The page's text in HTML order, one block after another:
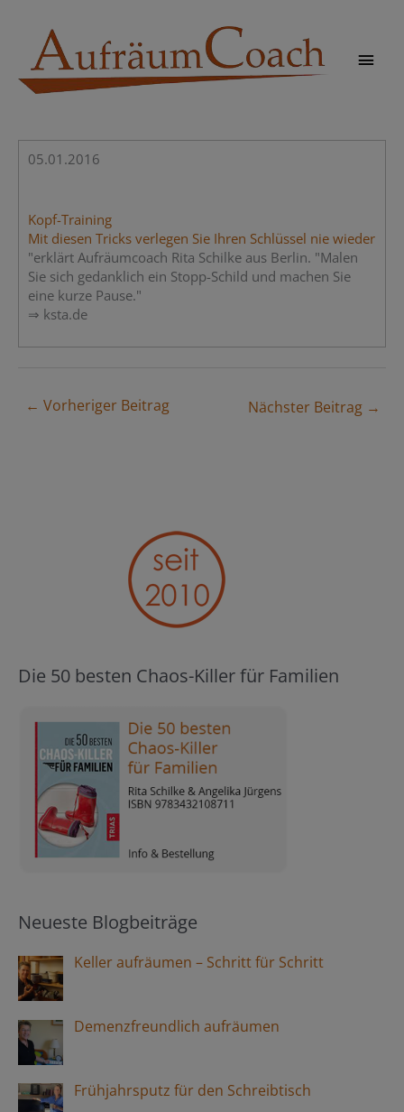
springen
05.01.2016
Kopf-Training
Mit diesen Tricks verlegen Sie Ihren Schlüssel nie wieder
"erklärt Aufräumcoach Rita Schilke aus Berlin. "Malen
Sie sich gedanklich ein Stopp-Schild und machen Sie
eine kurze Pause."
⇒ ksta.de
← Vorheriger Beitrag Nächster Beitrag →
Die 50 besten Chaos-Killer für Familien
Neueste Blogbeiträge
Keller aufräumen – Schritt für Schritt
Demenzfreundlich aufräumen
Frühjahrsputz für den Schreibtisch